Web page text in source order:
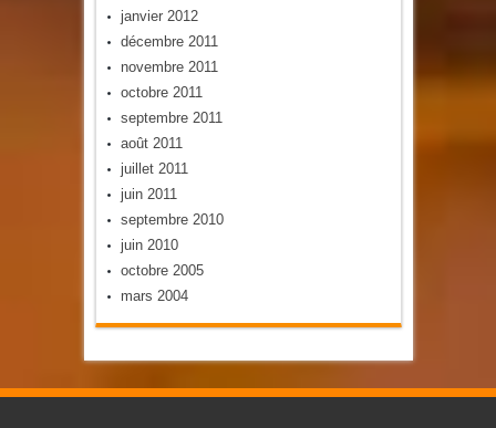
janvier 2012
décembre 2011
novembre 2011
octobre 2011
septembre 2011
août 2011
juillet 2011
juin 2011
septembre 2010
juin 2010
octobre 2005
mars 2004